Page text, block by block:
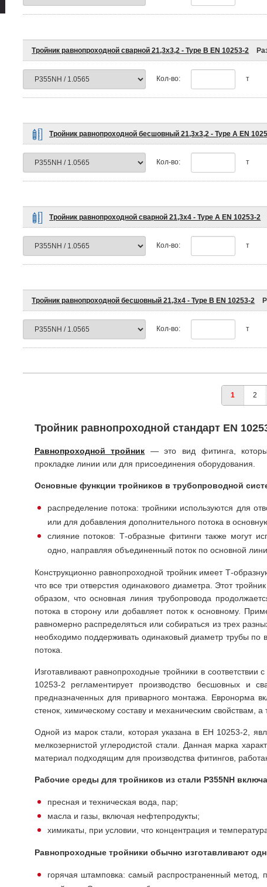
Тройник равнопроходной сварной 21,3х3,2 - Type B EN 10253-2
Кол-во: т
Тройник равнопроходной бесшовный 21,3х3,2 - Type A EN
Кол-во: т
Тройник равнопроходной сварной 21,3х4 - Type A EN 10253-2
Кол-во: т
Тройник равнопроходной бесшовный 21,3х4 - Type B EN 10253-2
Кол-во: т
1 2
Тройник равнопроходной стандарт EN
Равнопроходной тройник
— это вид фитинга,
прокладке линии или для присоединения оборудования.
Основные функции тройников в трубопроводной
распределение потока: тройники используются для
или для добавления дополнительного потока в
слияние потоков: Т-образные фитинги также могут
одно, направляя объединенный поток по основной
Конструкционно равнопроходной тройник имеет Т-
что все три отверстия одинакового диаметра. Этот
образом, что основная линия трубопровода
потока в сторону или добавляет поток к основному.
равномерно распределяться или собираться из трех
необходимо поддерживать одинаковый диаметр трубы
потока.
Изготавливают равнопроходные тройники в
10253-2 регламентирует производство бесшовных и
предназначенных для приварного монтажа. Евронорма
стенок, химическому составу и механическим свойствам,
Одной из марок стали, которая указана в ЕН 10253-2,
мелкозернистой углеродистой стали. Данная марка
материал подходящим для производства фитингов,
Рабочие среды для тройников из стали P355NH
пресная и техническая вода, пар;
масла и газы, включая нефтепродукты;
химикаты, при условии, что концентрация и
Равнопроходные тройники обычно изготавливают
горячая штамповка: самый распространенный метод,